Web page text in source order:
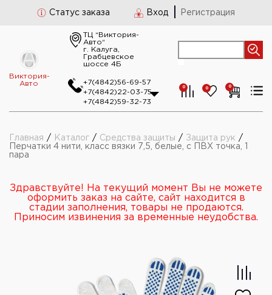
Статус заказа Вход Регистрация
Виктория-
Авто
ТЦ “Виктория-
Авто“
г. Калуга,
Грабцевское
шоссе 4Б
+7(4842)56-69-57
+7(4842)22-03-75
+7(4842)59-32-73
0 0 0
Главная / Каталог / Средства защиты / Защита рук /
Перчатки 4 нити, класс вязки 7,5, белые, с ПВХ точка, 1
пара
Здравствуйте! На текущий момент Вы не можете
оформить заказ на сайте, сайт находится в
стадии заполнения, товары не продаются.
Приносим извинения за временные неудобства.